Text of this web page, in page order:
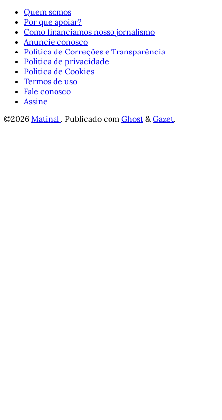
Quem somos
Por que apoiar?
Como financiamos nosso jornalismo
Anuncie conosco
Política de Correções e Transparência
Política de privacidade
Política de Cookies
Termos de uso
Fale conosco
Assine
©2026 Matinal . Publicado com Ghost &Gazet.